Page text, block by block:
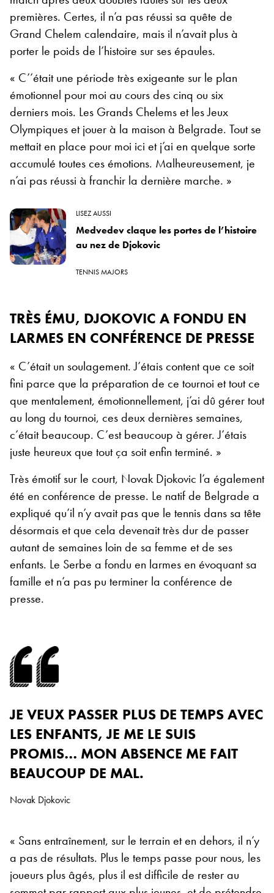
premières. Certes, il n’a pas réussi sa quête de
Grand Chelem calendaire, mais il n’avait plus à
porter le poids de l’histoire sur ses épaules.
« C’’était une période très exigeante sur le plan
émotionnel pour moi au cours des cinq ou six
derniers mois. Les Grands Chelems et les Jeux
Olympiques et jouer à la maison à Belgrade. Tout se
mettait en place pour moi ici et j’ai en quelque sorte
accumulé toutes ces émotions. Malheureusement, je
n’ai pas réussi à franchir la dernière marche. »
LISEZ AUSSI
Medvedev claque les portes de l’histoire
au nez de Djokovic
TENNIS MAJORS
TRÈS ÉMU, DJOKOVIC A FONDU EN
LARMES EN CONFÉRENCE DE PRESSE
« C’était un soulagement. J’étais content que ce soit
fini parce que la préparation de ce tournoi et tout ce
que mentalement, émotionnellement, j’ai dû gérer tout
au long du tournoi, ces deux dernières semaines,
c’était beaucoup. C’est beaucoup à gérer. J’étais
juste heureux que tout ça soit enfin terminé. »
Très émotif sur le court, Novak Djokovic l’a également
été en conférence de presse. Le natif de Belgrade a
expliqué qu’il n’y avait pas que le tennis dans sa tête
désormais et que cela devenait très dur de passer
autant de semaines loin de sa femme et de ses
enfants. Le Serbe a fondu en larmes en évoquant sa
famille et n’a pas pu terminer la conférence de
presse.
JE VEUX PASSER PLUS DE TEMPS AVEC
LES ENFANTS, JE ME LE SUIS
PROMIS… MON ABSENCE ME FAIT
BEAUCOUP DE MAL.
Novak Djokovic
« Sans entraînement, sur le terrain et en dehors, il n’y
a pas de résultats. Plus le temps passe pour nous, les
joueurs plus âgés, plus il est difficile de rester au